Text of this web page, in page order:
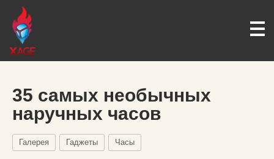
35 самых необычных
наручных часов
Галерея Гаджеты Часы